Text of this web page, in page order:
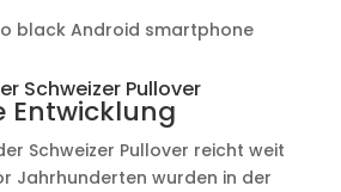
Schweizer Pullover
Entwicklung
Schweizer Pullover reicht weit
Jahrhunderten wurden in der